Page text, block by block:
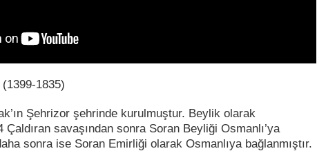
1835)
Şehrizor şehrinde kurulmuştur. Beylik olarak
savaşından sonra Soran Beyliği Osmanlı’ya
sonra ise Soran Emirliği olarak Osmanlıya bağlanmıştır.